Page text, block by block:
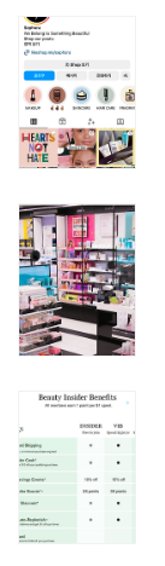
까 밑질 것 없
AI는 Chat
Ghat GPT 서